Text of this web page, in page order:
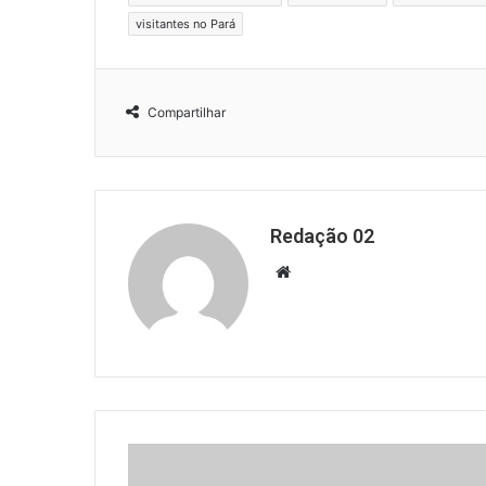
visitantes no Pará
Compartilhar
Redação 02
Website